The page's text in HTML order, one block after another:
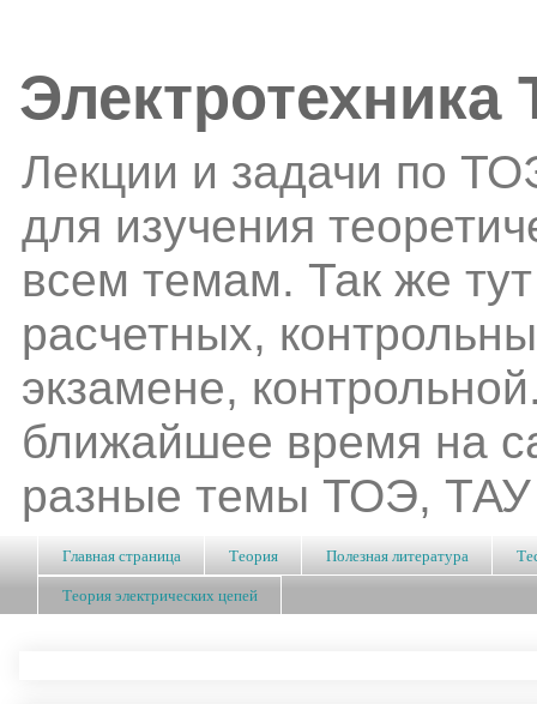
Электротехника
Лекции и задачи по
для изучения
всем темам. Так же
расчетных,
экзамене,
ближайшее время на
разные темы ТОЭ, ТАУ
Главная страница Теория Полезная литература
Теория электрических цепей